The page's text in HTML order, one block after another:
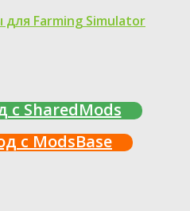
Farming Simulator
с SharedMods
с ModsBase